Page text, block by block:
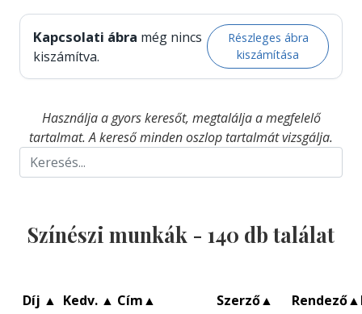
Kapcsolati ábra még nincs
kiszámítva.
Részleges ábra
kiszámítása
Használja a gyors keresőt, megtalálja a megfelelő
tartalmat. A kereső minden oszlop tartalmát vizsgálja.
Színészi munkák - 140 db találat
Díj ▲ Kedv. ▲ Cím▲ Szerző▲ Rendező▲